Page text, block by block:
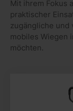
Mit ihrem Fokus
praktischer
zugängliche und
mobiles Wiegen
möchten.